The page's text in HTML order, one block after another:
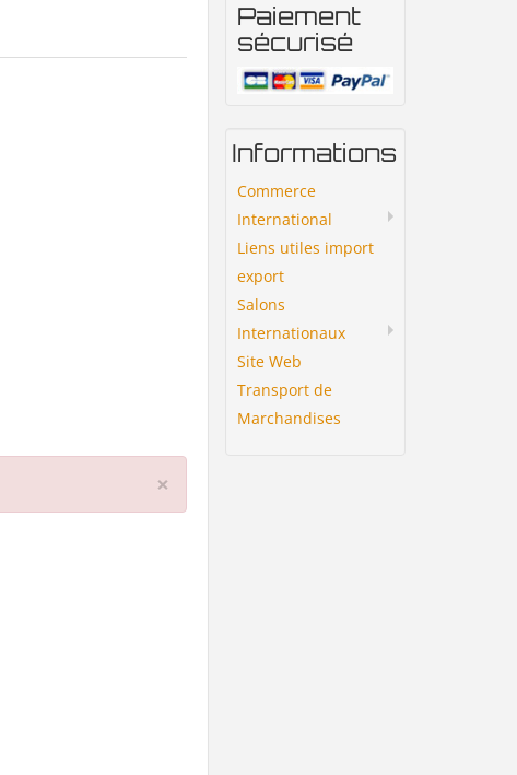
×
Paiement
sécurisé
Informations
Commerce
International
Liens utiles import
export
Salons
Internationaux
Site Web
Transport de
Marchandises